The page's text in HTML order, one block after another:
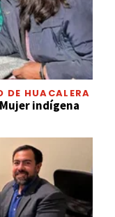
DE HUACALERA
indígena